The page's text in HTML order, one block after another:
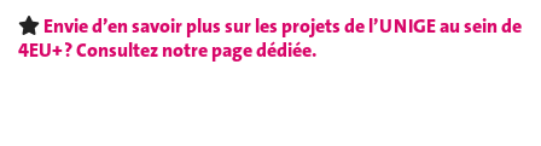
Envie d’en savoir plus sur les projets de l’UNIGE au sein de
4EU+ ? Consultez notre page dédiée.